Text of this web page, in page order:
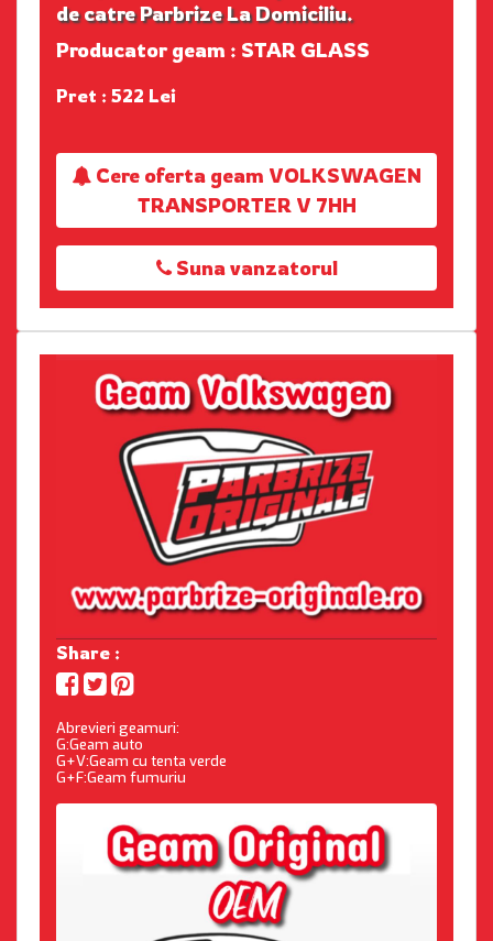
de catre Parbrize La Domiciliu.
Producator geam : STAR GLASS
Pret : 522 Lei
Cere oferta geam VOLKSWAGEN
TRANSPORTER V 7HH
Suna vanzatorul
Share :
Abrevieri geamuri:
G:Geam auto
G+V:Geam cu tenta verde
G+F:Geam fumuriu